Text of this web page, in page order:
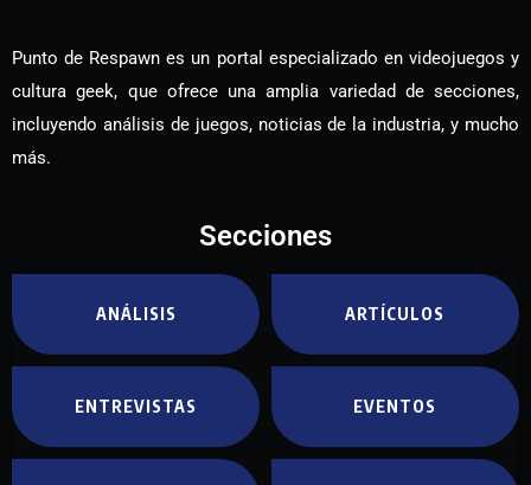
Punto de Respawn es un portal especializado en videojuegos y
cultura geek, que ofrece una amplia variedad de secciones,
incluyendo análisis de juegos, noticias de la industria, y mucho
más.
Secciones
ANÁLISIS ARTÍCULOS
ENTREVISTAS EVENTOS